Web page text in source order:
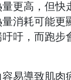
更高，但快
消耗可能更
吁，而跑步
易導致肌肉